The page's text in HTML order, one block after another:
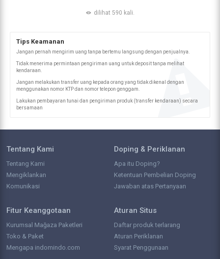
dilihat 590 kali.
Tips Keamanan
Jangan pernah mengirim uang tanpa bertemu langsung dengan penjualnya.
Tidak menerima permintaan pengiriman uang untuk deposit tanpa melihat
kendaraan.
Jangan melakukan transfer uang kepada orang yang tidak dikenal dengan
menggunakan nomor KTP dan nomor telepon genggam.
Lakukan pembayaran tunai dan pengiriman produk (transfer kendaraan) secara
bersamaan
Tentang Kami
Tentang Kami
Mengiklankan
Komunikasi
Doping & Periklanan
Apa itu Doping?
Ketentuan Pembelian Doping
Jawaban atas Pertanyaan
Fitur Keanggotaan
Kurumsal Mağaza Paketleri
Toko & Paket
Mengapa indomindo.com
Aturan Situs
Daftar produk terlarang
Aturan Periklanan
Syarat Penggunaan